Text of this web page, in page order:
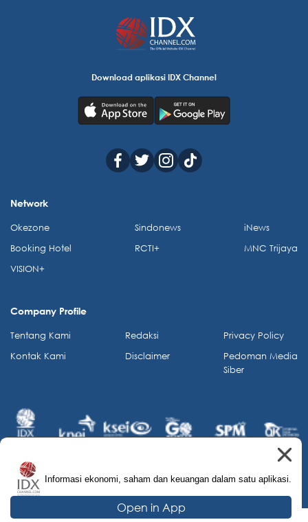
Informasi ekonomi, saham dan keuangan dalam satu aplikasi.
Open in App
Download aplikasi IDX Channel
Network
Okezone
Booking Hotel
VISION+
Sindonews
RCTI+
iNews
MNC Trijaya
Company Profile
Tentang Kami
Kontak Kami
Redaksi
Disclaimer
Privacy Policy
Pedoman Media
Siber
© 2026 IDX Channel. All Rights Reserved.